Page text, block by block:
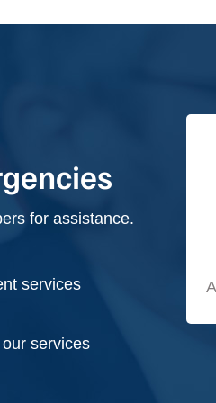
for assistance.
services
services